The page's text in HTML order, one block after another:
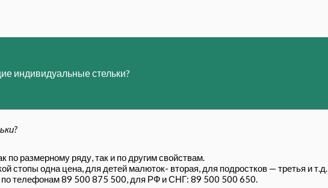
индивидуальные стельки?
по размерному ряду, так и по другим свойствам.
стопы одна цена, для детей малюток- вторая, для подростков — третья и т.д.
по телефонам 89 500 875 500, для РФ и СНГ: 89 500 500 650.